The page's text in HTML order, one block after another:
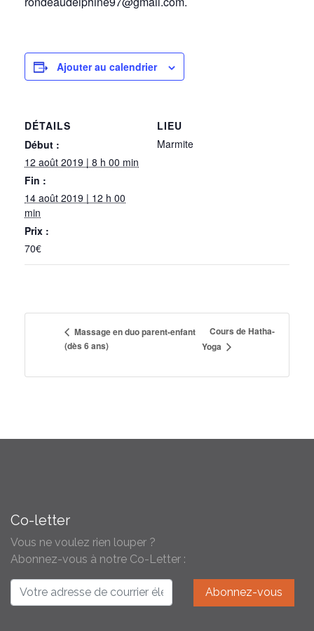
Ajouter au calendrier
DÉTAILS
Début :
12 août 2019 | 8 h 00 min
Fin :
14 août 2019 | 12 h 00
min
Prix :
70€
LIEU
Marmite
Massage en duo parent-enfant
(dès 6 ans)
Cours de Hatha-
Yoga
Co-letter
Vous ne voulez rien louper ?
Abonnez-vous à notre Co-Letter :